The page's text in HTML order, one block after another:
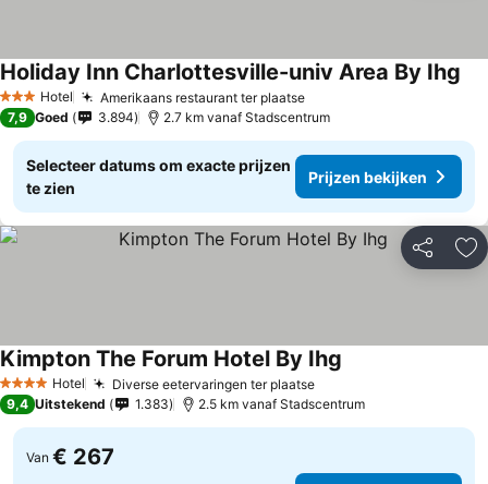
3 SterrenHotel Amerikaans restaurant ter plaatse
Holiday Inn Charlottesville-univ Area By Ihg
7,9 Goed 3.894 2.7 km vanaf Stadscentrum
Selecteer datums om exacte prijzen
te zien
Prijzen bekijken
Delen
4 SterrenHotel Diverse eetervaringen ter plaatse
Kimpton The Forum Hotel By Ihg
9,4 Uitstekend 1.383 2.5 km vanaf Stadscentrum
Van € 267